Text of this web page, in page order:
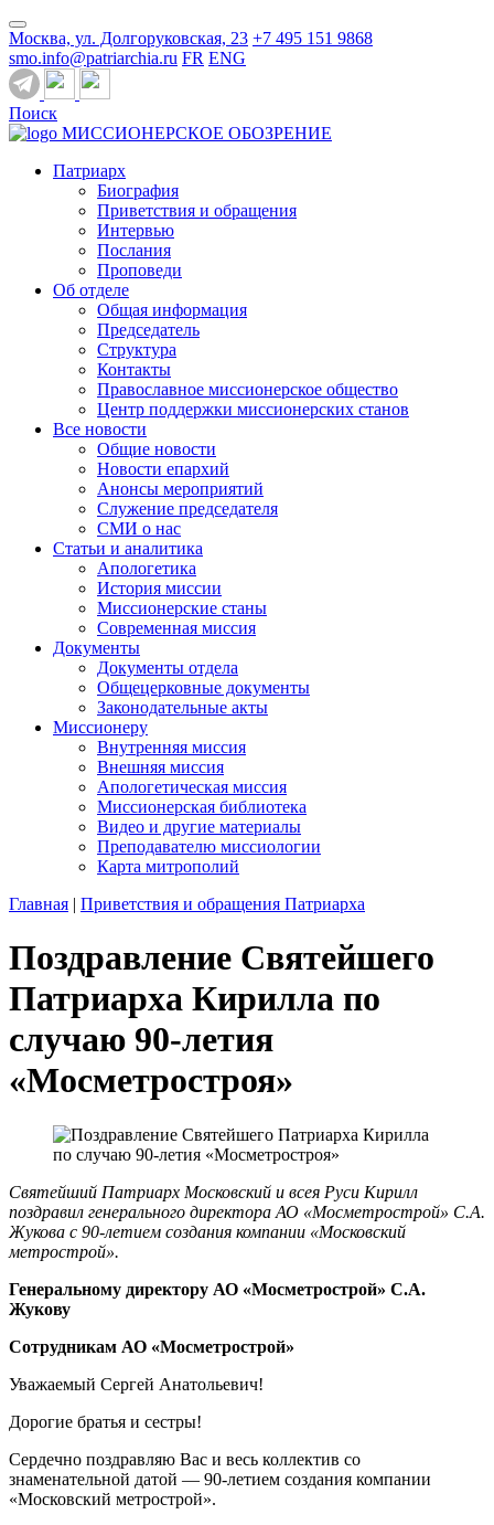
Москва, ул. Долгоруковская, 23 +7 495 151 9868
smo.info@patriarchia.ru FR ENG
Поиск
МИССИОНЕРСКОЕ ОБОЗРЕНИЕ
Патриарх
Биография
Приветствия и обращения
Интервью
Послания
Проповеди
Об отделе
Общая информация
Председатель
Структура
Контакты
Православное миссионерское общество
Центр поддержки миссионерских станов
Все новости
Общие новости
Новости епархий
Анонсы мероприятий
Служение председателя
СМИ о нас
Статьи и аналитика
Апологетика
История миссии
Миссионерские станы
Современная миссия
Документы
Документы отдела
Общецерковные документы
Законодательные акты
Миссионеру
Внутренняя миссия
Внешняя миссия
Апологетическая миссия
Миссионерская библиотека
Видео и другие материалы
Преподавателю миссиологии
Карта митрополий
Главная | Приветствия и обращения Патриарха
Поздравление Святейшего
Патриарха Кирилла по
случаю 90-летия
«Мосметростроя»
Святейший Патриарх Московский и всея Руси Кирилл
поздравил генерального директора АО «Мосметрострой» С.А.
Жукова с 90-летием создания компании «Московский
метрострой».
Генеральному директору АО «Мосметрострой» С.А.
Жукову
Сотрудникам АО «Мосметрострой»
Уважаемый Сергей Анатольевич!
Дорогие братья и сестры!
Сердечно поздравляю Вас и весь коллектив со
знаменательной датой — 90-летием создания компании
«Московский метрострой».